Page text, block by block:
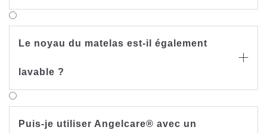
Le noyau du matelas est-il également
lavable ?

Puis-je utiliser Angelcare® avec un